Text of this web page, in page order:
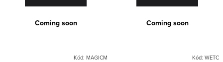
Coming soon
Kód: MAGICM
Coming soon
Kód: WETC